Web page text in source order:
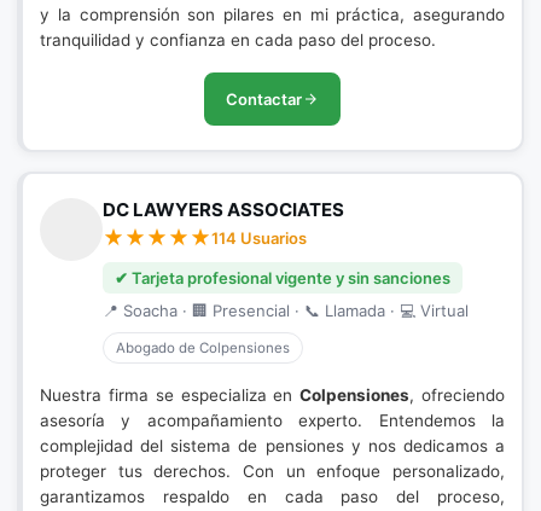
y la comprensión son pilares en mi práctica, asegurando
tranquilidad y confianza en cada paso del proceso.
Contactar
DC LAWYERS ASSOCIATES
114 Usuarios
✔ Tarjeta profesional vigente y sin sanciones
📍 Soacha · 🏢 Presencial · 📞 Llamada · 💻 Virtual
Abogado de Colpensiones
Nuestra firma se especializa enColpensiones, ofreciendo
asesoría y acompañamiento experto. Entendemos la
complejidad del sistema de pensiones y nos dedicamos a
proteger tus derechos. Con un enfoque personalizado,
garantizamos respaldo en cada paso del proceso,